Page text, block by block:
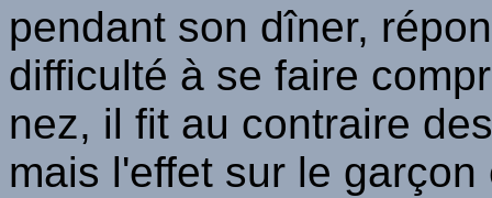
pendant son dîner,
difficulté à se faire
nez, il fit au contraire
mais l'effet sur le